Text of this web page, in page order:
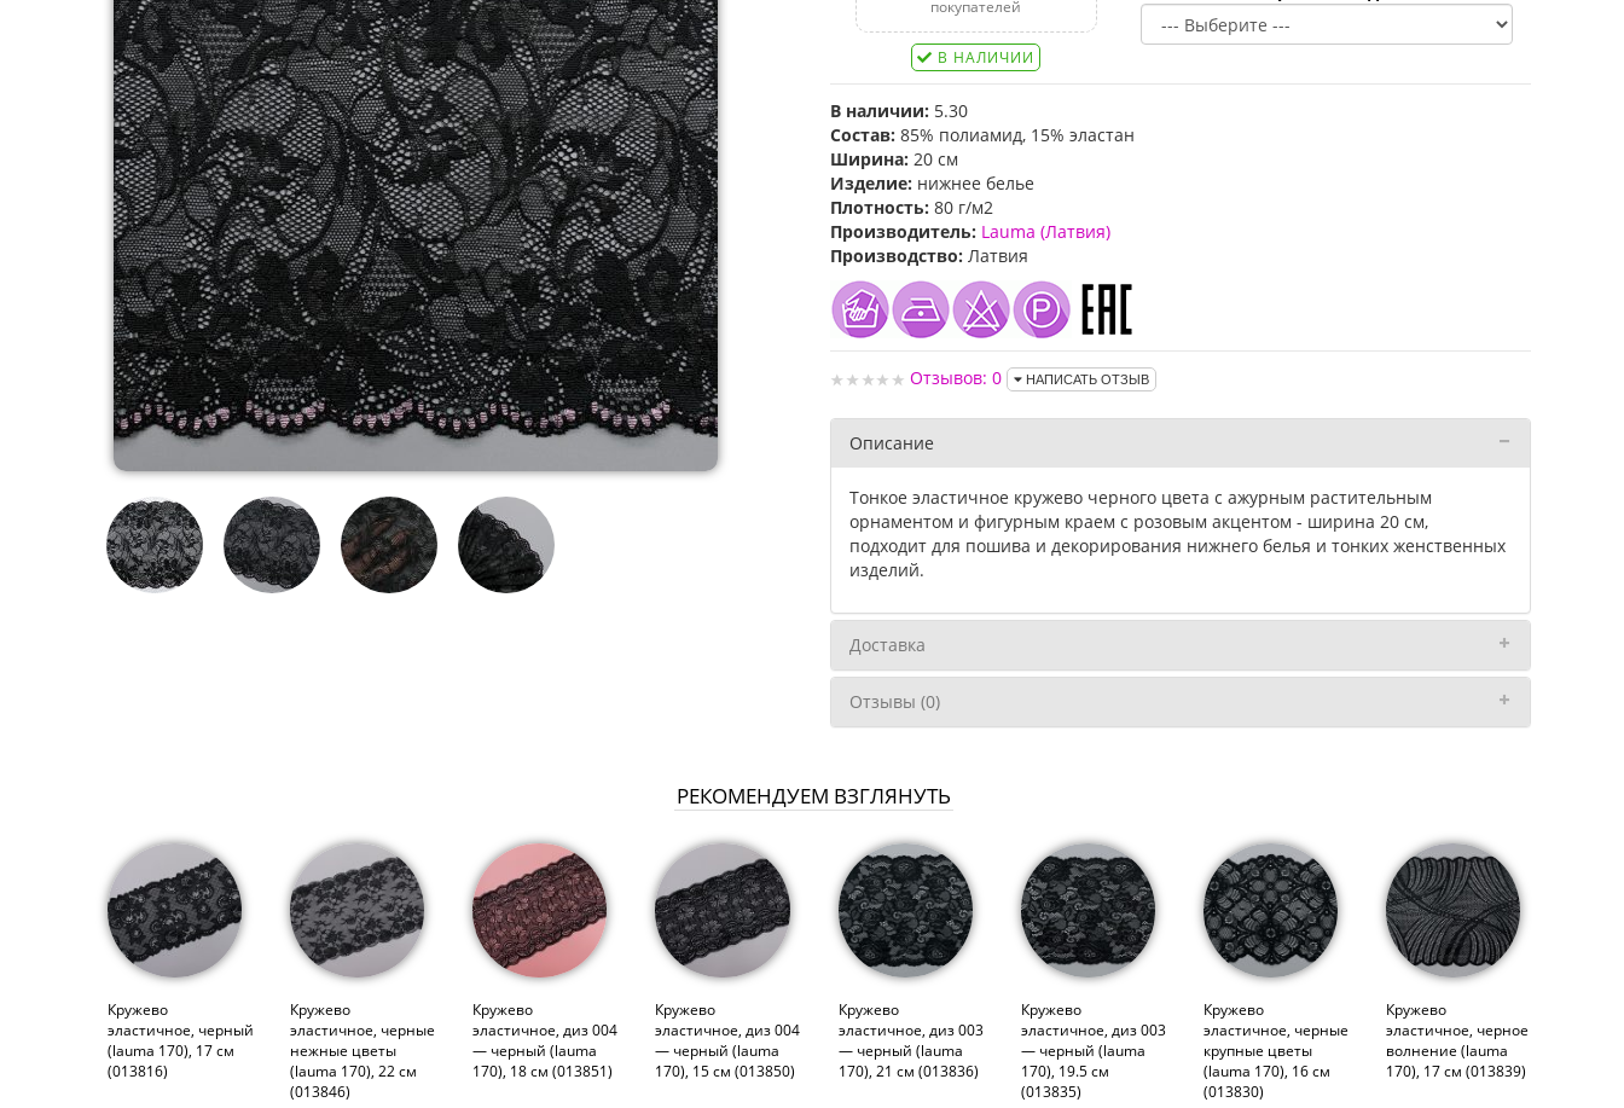
покупателей
В НАЛИЧИИ
В наличии: 5.30
Состав: 85% полиамид, 15% эластан
Ширина: 20 см
Изделие: нижнее белье
Плотность: 80 г/м2
Производитель: Lauma (Латвия)
Производство: Латвия
Отзывов: 0 НАПИСАТЬ ОТЗЫВ
Описание
Тонкое эластичное кружево черного цвета с ажурным растительным
орнаментом и фигурным краем с розовым акцентом - ширина 20 см,
подходит для пошива и декорирования нижнего белья и тонких женственных
изделий.
Доставка
Отзывы (0)
РЕКОМЕНДУЕМ ВЗГЛЯНУТЬ
Кружево
эластичное, черный
(lauma 170), 17 см
(013816)
Кружево
эластичное, черные
нежные цветы
(lauma 170), 22 см
(013846)
Кружево
эластичное, диз 004
— черный (lauma
170), 18 см (013851)
Кружево
эластичное, диз 004
— черный (lauma
170), 15 см (013850)
Кружево
эластичное, диз 003
— черный (lauma
170), 21 см (013836)
Кружево
эластичное, диз 003
— черный (lauma
170), 19.5 см
(013835)
Кружево
эластичное, черные
крупные цветы
(lauma 170), 16 см
(013830)
Кружево
эластичное, черное
волнение (lauma
170), 17 см (013839)